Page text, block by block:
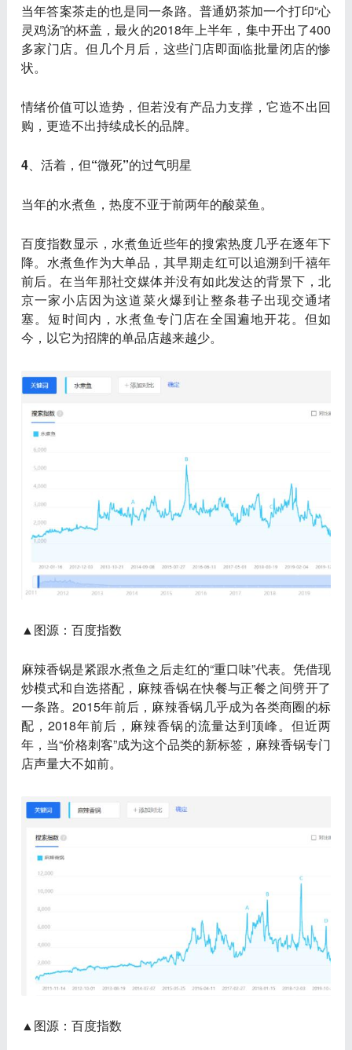
当年答案茶走的也是同一条路。普通奶茶加一个打印“心
灵鸡汤”的杯盖，最火的2018年上半年，集中开出了400
多家门店。但几个月后，这些门店即面临批量闭店的惨
状。
情绪价值可以造势，但若没有产品力支撑，它造不出回
购，更造不出持续成长的品牌。
4、活着，但“微死”的过气明星
当年的水煮鱼，热度不亚于前两年的酸菜鱼。
百度指数显示，水煮鱼近些年的搜索热度几乎在逐年下
降。水煮鱼作为大单品，其早期走红可以追溯到千禧年
前后。在当年那社交媒体并没有如此发达的背景下，北
京一家小店因为这道菜火爆到让整条巷子出现交通堵
塞。短时间内，水煮鱼专门店在全国遍地开花。但如
今，以它为招牌的单品店越来越少。
▲图源：百度指数
麻辣香锅是紧跟水煮鱼之后走红的“重口味”代表。凭借现
炒模式和自选搭配，麻辣香锅在快餐与正餐之间劈开了
一条路。2015年前后，麻辣香锅几乎成为各类商圈的标
配，2018年前后，麻辣香锅的流量达到顶峰。但近两
年，当“价格刺客”成为这个品类的新标签，麻辣香锅专门
店声量大不如前。
▲图源：百度指数